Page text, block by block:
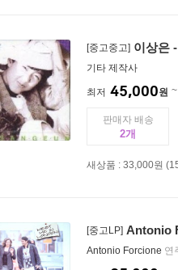
[중고중고] 이상은
기타 제작사
최저 45,000원
판매자 배송
2
새상품 : 33,000원
[중고LP] Antonio
Antonio Forcione 연